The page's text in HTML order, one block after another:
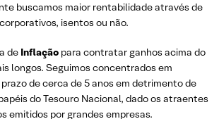
buscamos maior rentabilidade através de
isentos ou não.
de Inflação para contratar ganhos acima do
longos. Seguimos concentrados em
de cerca de 5 anos em detrimento de
do Tesouro Nacional, dado os atraentes
emitidos por grandes empresas.